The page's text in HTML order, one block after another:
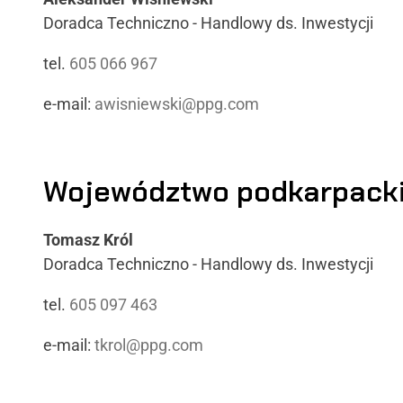
Doradca Techniczno - Handlowy ds. Inwestycji
tel. 605 066 967
e-mail: awisniewski@ppg.com
Województwo
Tomasz Król
Doradca Techniczno - Handlowy ds. Inwestycji
tel. 605 097 463
e-mail: tkrol@ppg.com